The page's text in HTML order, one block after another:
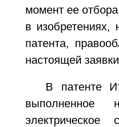
момент ее
в
патента,
настоящей
В патенте
выполненное